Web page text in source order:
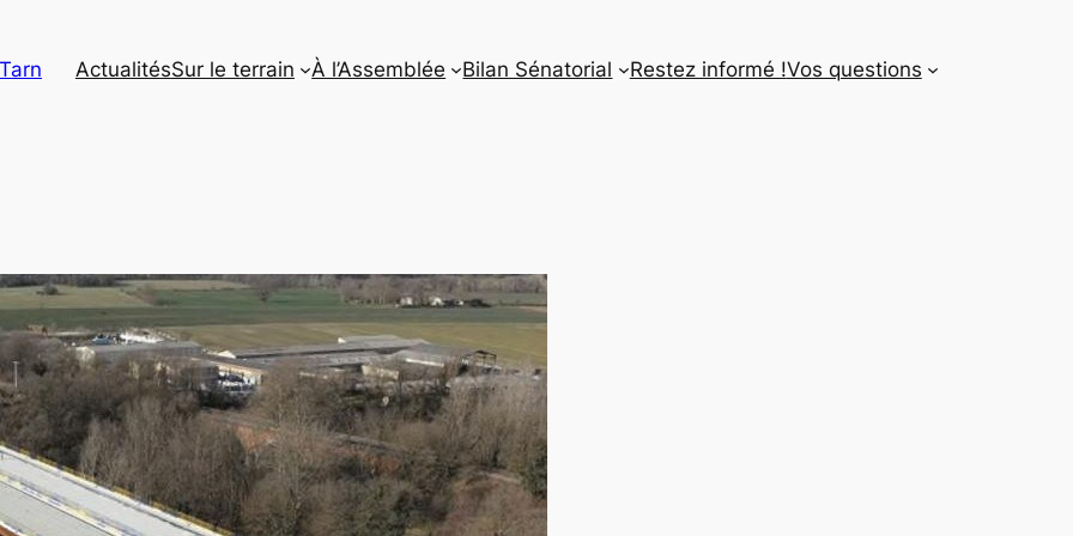
ActualitésSur le terrain À l’Assemblée Bilan Sénatorial Restez informé !Vos questions